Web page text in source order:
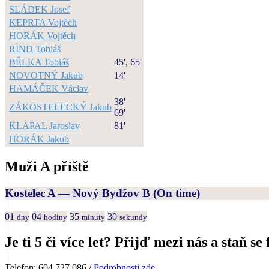
SLÁDEK Josef
KEPRTA Vojtěch
HORÁK Vojtěch
RIND Tobiáš
BĚLKA Tobiáš
45', 65'
NOVOTNÝ Jakub
14'
HAMÁČEK Václav
ZÁKOSTELECKÝ Jakub
38'
69'
KLAPAL Jaroslav
81'
HORÁK Jakub
Muži A příště
Kostelec A — Nový Bydžov B (On time)
01 dny 04 hodiny 35 minuty 30 sekundy
Je ti 5 či více let? Přijď mezi nás a staň se